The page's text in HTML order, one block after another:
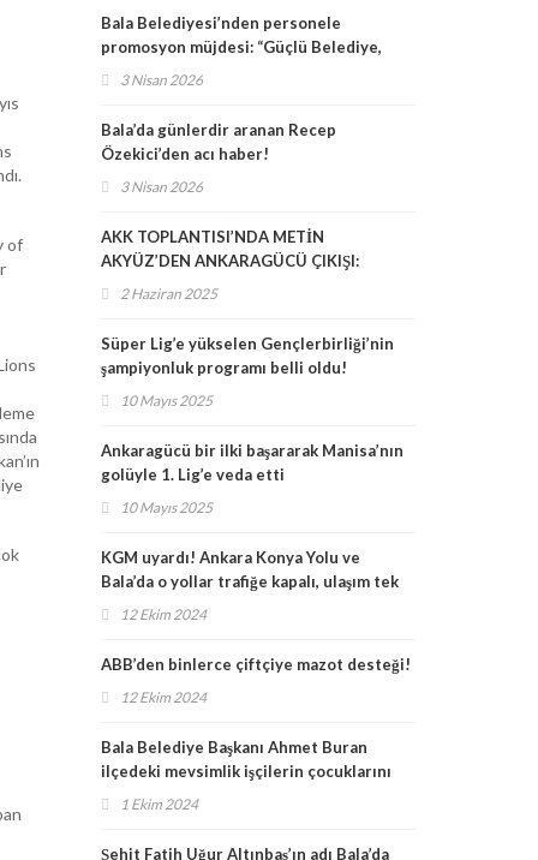
of
Bala Belediyesi’nden personele
promosyon müjdesi: “Güçlü Belediye,
Güçlü Promosyon”
3 Nisan 2026
Bala’da günlerdir aranan Recep
Özekici’den acı haber!
3 Nisan 2026
AKK TOPLANTISI’NDA METİN
AKYÜZ’DEN ANKARAGÜCÜ ÇIKIŞI:
ŞEHRİMİZİN MARKASIDIR, HERKESİN
2 Haziran 2025
Süper Lig’e yükselen Gençlerbirliği’nin
şampiyonluk programı belli oldu!
10 Mayıs 2025
Ankaragücü bir ilki başararak Manisa’nın
golüyle 1. Lig’e veda etti
10 Mayıs 2025
KGM uyardı! Ankara Konya Yolu ve
Bala’da o yollar trafiğe kapalı, ulaşım tek
şeritten!
12 Ekim 2024
ABB’den binlerce çiftçiye mazot desteği!
12 Ekim 2024
Bala Belediye Başkanı Ahmet Buran
ilçedeki mevsimlik işçilerin çocuklarını
unutmadı
1 Ekim 2024
Şehit Fatih Uğur Altınbaş’ın adı Bala’da